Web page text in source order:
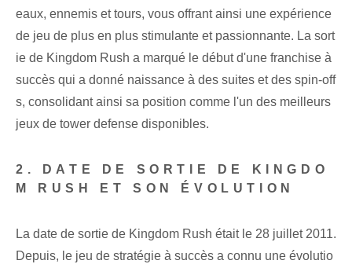
eaux, ennemis et tours, vous offrant ainsi une expérience
de jeu de plus en plus stimulante et passionnante. La sort
ie de Kingdom Rush a marqué le début d'une franchise à
succès qui a donné naissance à des suites et des spin-off
s, consolidant ainsi sa position comme l'un des meilleurs
jeux de tower defense disponibles.
2. DATE DE SORTIE DE KINGDO
M RUSH ET SON ÉVOLUTION
La date de sortie de Kingdom Rush était le 28 juillet 2011.
Depuis, le jeu de stratégie à succès a connu une évolutio